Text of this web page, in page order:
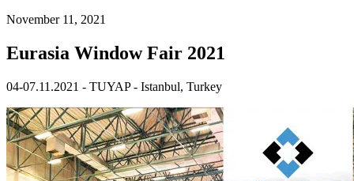
November 11, 2021
Eurasia Window Fair 2021
04-07.11.2021 - TUYAP - Istanbul, Turkey